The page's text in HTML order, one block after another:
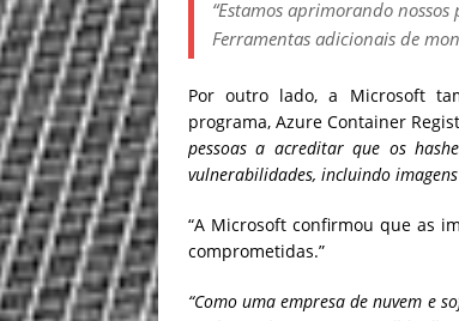
“Estamos aprimorando nossos
Ferramentas adicionais de
Por outro lado, a Microsoft
programa, Azure Container
pessoas a acreditar que os
vulnerabilidades, incluindo
“A Microsoft confirmou que as
comprometidas.”
“Como uma empresa de nuvem e